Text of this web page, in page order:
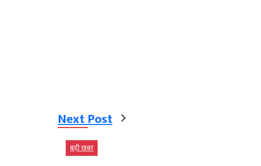
Next Post
बड़ी खबर